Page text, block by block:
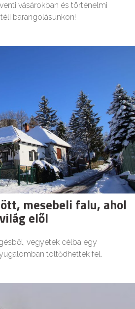
vásárokban és történelmi
barangolásunkon!
mesebeli falu, ahol
elől
vegyetek célba egy
töltődhettek fel.